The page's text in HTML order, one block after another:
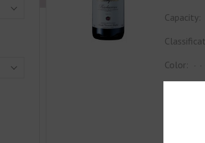
Capacity:
Color: